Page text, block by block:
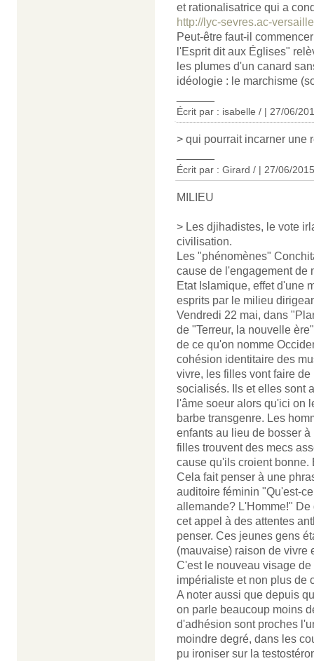
et rationalisatrice qui a
http://lyc-sevres.ac-
Peut-être faut-il
l'Esprit dit aux Églises"
les plumes d'un canard
idéologie : le marchisme
Écrit par : isabelle / | 27/06/
> qui pourrait incarner une
Écrit par : Girard / | 27/06/2015
MILIEU
> Les djihadistes, le vote
civilisation.
Les "phénomènes"
cause de l'engagement de
Etat Islamique, effet d'une
esprits par le milieu
Vendredi 22 mai, dans
de "Terreur, la nouvelle
de ce qu'on nomme
cohésion identitaire des
vivre, les filles vont faire
socialisés. Ils et elles sont
l'âme soeur alors qu'ici on
barbe transgenre. Les
enfants au lieu de bosser
filles trouvent des mecs
cause qu'ils croient bonne.
Cela fait penser à une
auditoire féminin "Qu'est-
allemande? L'Homme!"
cet appel à des attentes
penser. Ces jeunes gens
(mauvaise) raison de vivre
C'est le nouveau visage
impérialiste et non plus de
A noter aussi que depuis
on parle beaucoup moins
d'adhésion sont proches
moindre degré, dans les
pu ironiser sur la